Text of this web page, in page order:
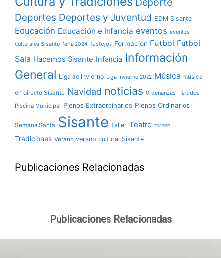
Deporte
Deportes Deportes y Juventud EDM Sisante
Educación Educación e Infancia eventos eventos
culturales Sisante feria 2024 festejos Formación Fútbol Fútbol
Sala Hacemos Sisante Infancia Información
General Liga de Invierno Liga Invierno 2022 Música música
en directo Sisante Navidad noticias Ordenanzas Partidos
Piscina Municipal Plenos Extraordinarios Plenos Ordinarios
Semana Santa Sisante Taller Teatro torneo
Tradiciones Verano verano cultural Sisante
Publicaciones Relacionadas
Publicaciones Relacionadas